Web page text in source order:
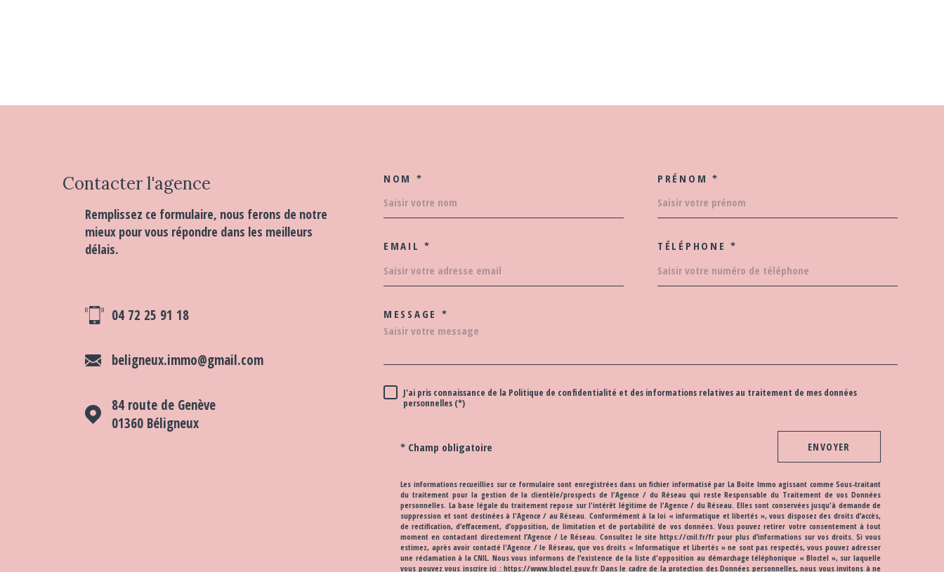
Contacterl'agence
Remplissez ce formulaire, nous ferons de notre
mieux pour vous répondre dans les meilleurs
délais.
04 72 25 91 18
beligneux.immo@gmail.com
84 route de Genève
01360 Béligneux
TRAD_MELTEM_VOSCOORDONNEES
NOM * PRÉNOM *
EMAIL * TÉLÉPHONE *
TRAD_MELTEM_VOREDEMANDE
MESSAGE *
RÈGLEMENTATION
J'ai pris connaissance de la Politique de confidentialité et des informations relatives au traitement de mes données
personnelles (*)
* Champ obligatoire ENVOYER
Les informations recueillies sur ce formulaire sont enregistrées dans un fichier informatisé par La Boite Immo agissant comme Sous-traitant
du traitement pour la gestion de la clientèle/prospects de l'Agence / du Réseau qui reste Responsable du Traitement de vos Données
personnelles. La base légale du traitement repose sur l'intérêt légitime de l'Agence / du Réseau. Elles sont conservées jusqu'à demande de
suppression et sont destinées à l'Agence / au Réseau. Conformément à la loi « informatique et libertés », vous disposez des droits d’accès,
de rectification, d’effacement, d’opposition, de limitation et de portabilité de vos données. Vous pouvez retirer votre consentement à tout
moment en contactant directement l’Agence / Le Réseau. Consultez le site https://cnil.fr/fr pour plus d’informations sur vos droits. Si vous
estimez, après avoir contacté l'Agence / le Réseau, que vos droits « Informatique et Libertés » ne sont pas respectés, vous pouvez adresser
une réclamation à la CNIL. Nous vous informons de l’existence de la liste d'opposition au démarchage téléphonique « Bloctel », sur laquelle
vous pouvez vous inscrire ici : https://www.bloctel.gouv.fr Dans le cadre de la protection des Données personnelles, nous vous invitons à ne